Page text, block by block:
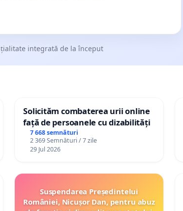
integrată de la început
Solicităm combaterea urii online
față de persoanele cu dizabilități
7 668 semnături
2 369 Semnături / 7 zile
29 Jul 2026
Suspendarea Președintelui
României, Nicușor Dan, pentru abuz